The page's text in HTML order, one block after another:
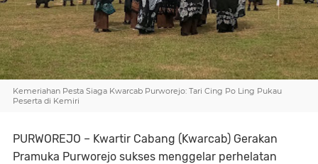
Kemeriahan Pesta Siaga Kwarcab Purworejo: Tari Cing Po Ling Pukau
Peserta di Kemiri
PURWOREJO – Kwartir Cabang (Kwarcab) Gerakan
Pramuka Purworejo sukses menggelar perhelatan